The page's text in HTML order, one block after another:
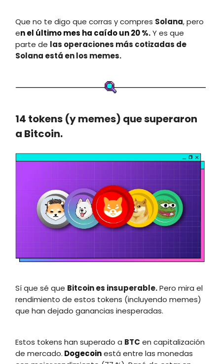
Que no te digo que corras y compres Solana, pero
en el último mes ha caído un 20 %.Y es que
parte de las operaciones más cotizadas de
Solana está en los memes.
14 tokens (y memes) que superaron
a Bitcoin.
Sí que sé que Bitcoin es insuperable.Pero mira el
rendimiento de estos tokens (incluyendo memes)
que han dejado ganancias inesperadas.
Estos tokens han superado a BTC en capitalización
de mercado. Dogecoinestá entre las monedas